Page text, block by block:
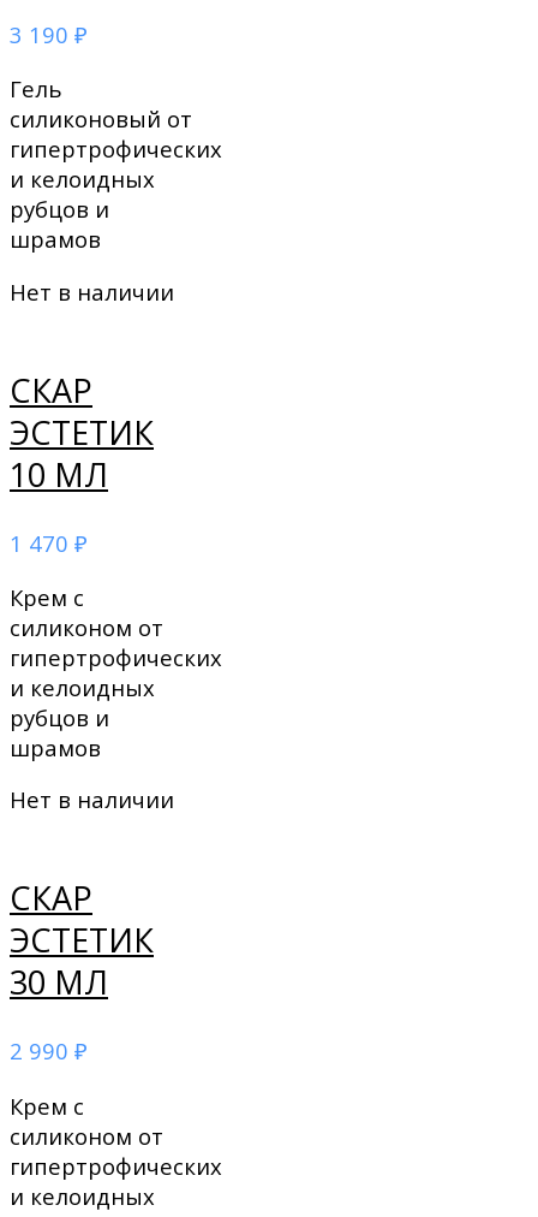
3 190 ₽
Гель
силиконовый от
гипертрофических
и келоидных
рубцов и
шрамов
Нет в наличии
СКАР
ЭСТЕТИК
10 МЛ
1 470 ₽
Крем с
силиконом от
гипертрофических
и келоидных
рубцов и
шрамов
Нет в наличии
СКАР
ЭСТЕТИК
30 МЛ
2 990 ₽
Крем с
силиконом от
гипертрофических
и келоидных